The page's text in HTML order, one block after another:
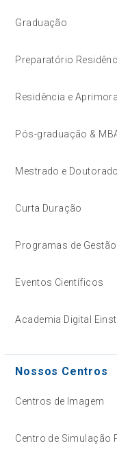
Graduação
Preparatório
Residência e
Pós-graduação &
Mestrado e Doutorado
Curta Duração
Programas de Gestão
Eventos Científicos
Academia Digital
Nossos Centros
Centros de Imagem
Centro de Simulação